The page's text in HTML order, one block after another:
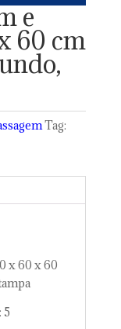
e
60 cm
Tag:
x 60 x 60
5